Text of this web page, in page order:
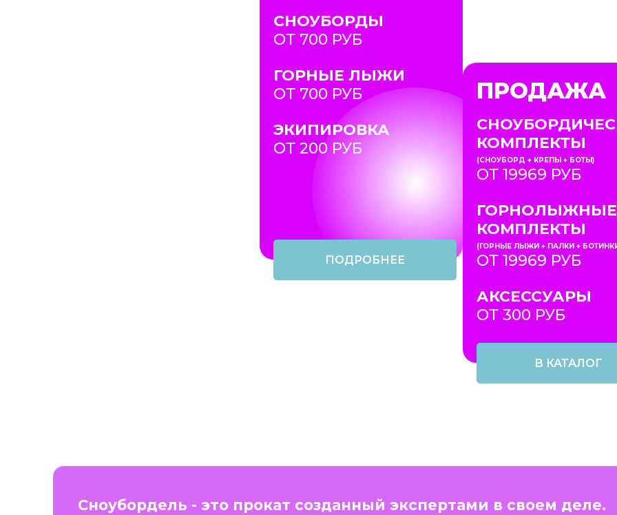
СНОУБОРДЫ
ОТ 700 РУБ
ГОРНЫЕ ЛЫЖИ
ОТ 700 РУБ
ЭКИПИРОВКА
ОТ 200 РУБ
ПОДРОБНЕЕ
ПРОДАЖА
КОМПЛЕКТЫ
(СНОУБОРД + КРЕПЫ + БОТЫ)
ОТ 19969 РУБ
ГОРНОЛЫЖНЫЕ
КОМПЛЕКТЫ
(ГОРНЫЕ ЛЫЖИ + ПАЛКИ +
ОТ 19969 РУБ
АКСЕССУАРЫ
ОТ 300 РУБ
В КАТАЛОГ
Сноубордель - это прокат созданный экспертами в своем деле.